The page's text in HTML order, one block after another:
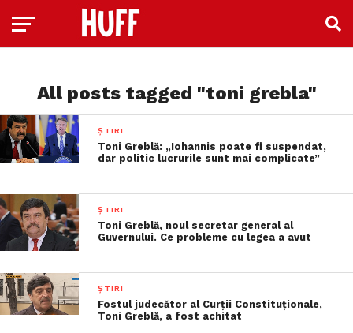
All posts tagged "toni grebla"
ȘTIRI
Toni Greblă: „Iohannis poate fi suspendat,
dar politic lucrurile sunt mai complicate”
ȘTIRI
Toni Greblă, noul secretar general al
Guvernului. Ce probleme cu legea a avut
ȘTIRI
Fostul judecător al Curţii Constituţionale,
Toni Greblă, a fost achitat